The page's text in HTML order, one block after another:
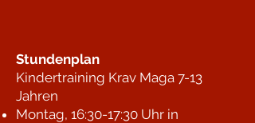
Stundenplan
Kindertraining Krav Maga 7-13
Jahren
Montag, 16:30-17:30 Uhr in